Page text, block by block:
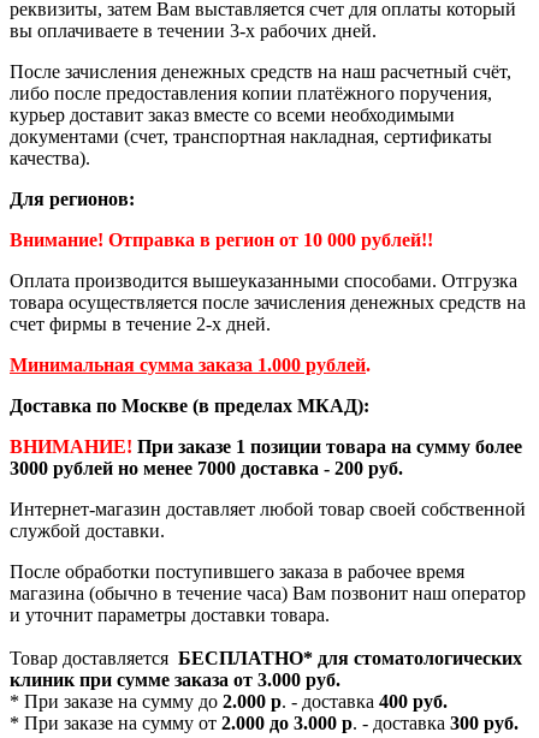
реквизиты, затем Вам выставляется счет для оплаты который
вы оплачиваете в течении 3-х рабочих дней.
После зачисления денежных средств на наш расчетный счёт,
либо после предоставления копии платёжного поручения,
курьер доставит заказ вместе со всеми необходимыми
документами (счет, транспортная накладная, сертификаты
качества).
Для регионов:
Внимание! Отправка в регион от 10 000 рублей!!
Оплата производится вышеуказанными способами. Отгрузка
товара осуществляется после зачисления денежных средств на
счет фирмы в течение 2-х дней.
Минимальная сумма заказа 1.000 рублей.
Доставка по Москве (в пределах МКАД):
ВНИМАНИЕ! При заказе 1 позиции товара на сумму более
3000 рублей но менее 7000 доставка - 200 руб.
Интернет-магазин доставляет любой товар своей собственной
службой доставки.
После обработки поступившего заказа в рабочее время
магазина (обычно в течение часа) Вам позвонит наш оператор
и уточнит параметры доставки товара.
Товар доставляется БЕСПЛАТНО* для стоматологических
клиник при сумме заказа от 3.000 руб.
* При заказе на сумму до 2.000 р. - доставка 400 руб.
* При заказе на сумму от 2.000 до 3.000 р. - доставка 300 руб.